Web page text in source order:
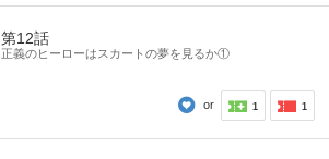
第12話
正義のヒーローはスカートの夢を見るか①
or 1 1